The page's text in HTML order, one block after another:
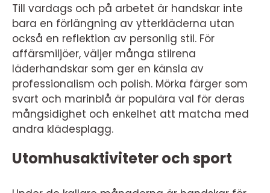
Till vardags och på arbetet är handskar inte
bara en förlängning av ytterkläderna utan
också en reflektion av personlig stil. För
affärsmiljöer, väljer många stilrena
läderhandskar som ger en känsla av
professionalism och polish. Mörka färger som
svart och marinblå är populära val för deras
mångsidighet och enkelhet att matcha med
andra klädesplagg.
Utomhusaktiviteter och sport